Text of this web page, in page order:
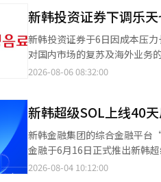
新韩投资证券下调乐
新韩投资证券于6日因成本压
对国内市场的复苏及海外业务的增长潜力
的报告中表示：“估值为12个
不佳的海外营业利润通过零基预算制度（ZBB
研究员表示：“今年第二季度
认为，国内外均面临不利的营业环境，
酸饮料的增长（+8%）连续两
润下降了13.2%。”他认为，7
2026-08-06 08:32:00
新韩超级SOL上线40
新韩金融集团的综合金融平台
金融于6月16日正式推出新韩
个月30日已增至约1113万，增
2026-08-04 10:12:00